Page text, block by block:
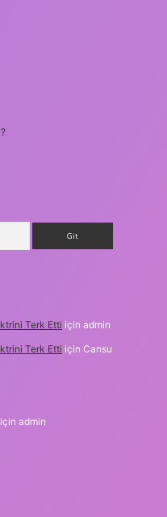
Terk Etti için admin
Terk Etti için Cansu
için admin